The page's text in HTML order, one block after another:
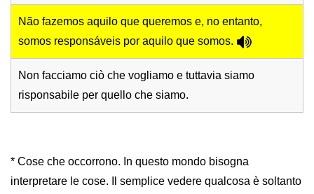
Não fazemos aquilo que queremos e, no entanto,
somos responsáveis por aquilo que somos.
Non facciamo ciò che vogliamo e tuttavia siamo
risponsabile per quello che siamo.
* Cose che occorrono. In questo mondo bisogna
interpretare le cose. Il semplice vedere qualcosa è soltanto